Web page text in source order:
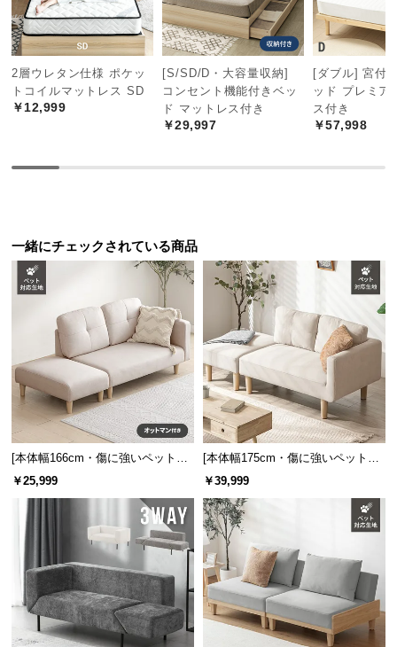
搬
入
路
に
て
キ
ャ
ン
つ
い
て
保
証
会
員
規
2層ウレタン仕様 ポケッ
トコイルマットレス SD
￥12,999
[S/SD/D・大容量収納]
コンセント機能付きベッ
ド マットレス付き
￥29,997
[ダブル] 宮付
ッド プレミア
ス付き
￥57,998
一緒にチェックされている商品
[本体幅166cm・傷に強いペット対
応生地] ソファ 2人掛け ソファーベ
￥25,999
[本体幅175cm・傷に強いペット対
応生地] 2人掛けソファーベッド レ
イアウト自由 カウチ
￥39,999